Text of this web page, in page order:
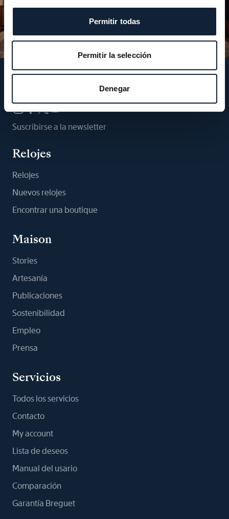
Permitir todas
Permitir la selección
Denegar
Suscribirse a la newsletter
Relojes
Relojes
Nuevos relojes
Encontrar una boutique
Maison
Stories
Artesanía
Publicaciones
Sostenibilidad
Empleo
Prensa
Servicios
Todos los servicios
Contacto
My account
Lista de deseos
Manual del usario
Comparación
Garantía Breguet